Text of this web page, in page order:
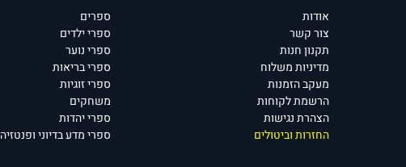
אודות
צור קשר
תקנון חנות
מדיניות משלוח
מעקב הזמנות
הרשמת לקוחות
הצהרת נגישות
החזרות וביטולים
ספרים
ספרי ילדים
ספרי נוער
ספרי בריאות
ספרי זוגיות
משחקים
ספרי יהדות
ספרי מדע בדיוני ופנטזיה